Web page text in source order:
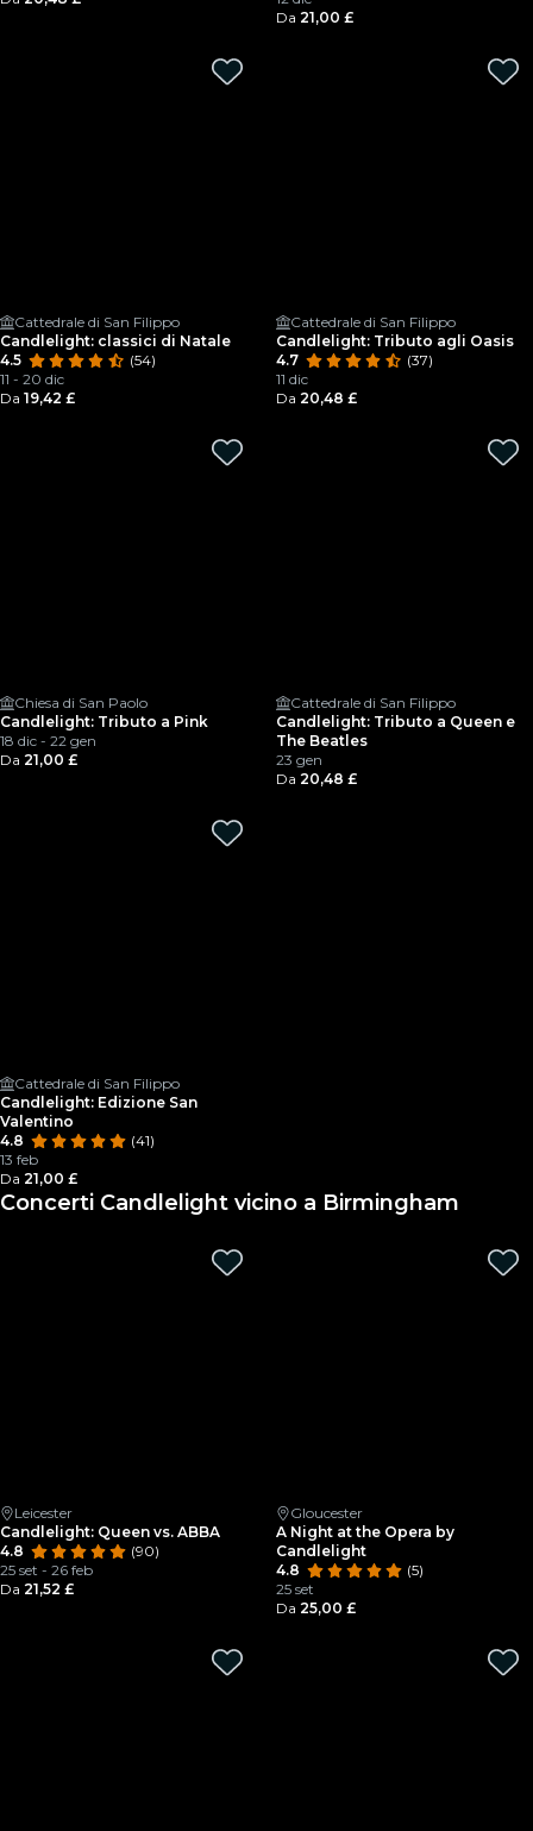
Da 21,00 £
Cattedrale di San Filippo
Candlelight: classici di Natale
4.5
(54)
11 - 20 dic
Da 19,42 £
Cattedrale di San Filippo
Candlelight: Tributo agli Oasis
4.7
(37)
11 dic
Da 20,48 £
Chiesa di San Paolo
Candlelight: Tributo a Pink
18 dic - 22 gen
Da 21,00 £
Cattedrale di San Filippo
Candlelight: Tributo a Queen e
The Beatles
23 gen
Da 20,48 £
Cattedrale di San Filippo
Candlelight: Edizione San
Valentino
4.8
(41)
13 feb
Da 21,00 £
Concerti Candlelight vicino a Birmingham
Leicester
Candlelight: Queen vs. ABBA
4.8
(90)
25 set - 26 feb
Da 21,52 £
Gloucester
A Night at the Opera by
Candlelight
4.8
(5)
25 set
Da 25,00 £